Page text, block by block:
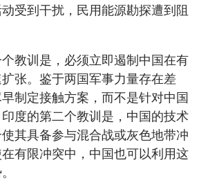
受到干扰，民用能源勘探遭到阻
教训是，必须立即遏制中国在有
张。鉴于两国军事力量存在差
制定接触方案，而不是针对中国
度的第二个教训是，中国的技术
其具备参与混合战或灰色地带冲
有限冲突中，中国也可以利用这